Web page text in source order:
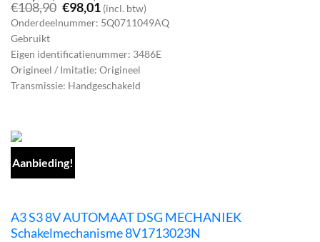
€108,90 Oorspronkelijke
prijs
was:
€98,01Huidige
prijs
is:
(incl. btw)
Onderdeelnummer: 5Q0711049AQ
Gebruikt
Eigen identificatienummer: 3486E
Origineel / Imitatie: Origineel
Transmissie: Handgeschakeld
Aanbieding!
A3 S3 8V AUTOMAAT DSG MECHANIEK
Schakelmechanisme 8V1713023N